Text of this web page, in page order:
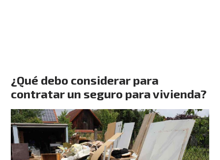
¿Qué debo considerar para
contratar un seguro para vivienda?